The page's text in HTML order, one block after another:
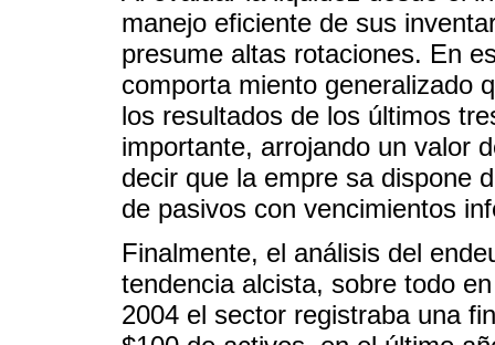
manejo eficiente de sus
presume altas rotaciones. En
comporta miento generalizado
los resultados de los últimos
importante, arrojando un valor
decir que la empre sa dispone
de pasivos con vencimientos
Finalmente, el análisis del
tendencia alcista, sobre todo
2004 el sector registraba una